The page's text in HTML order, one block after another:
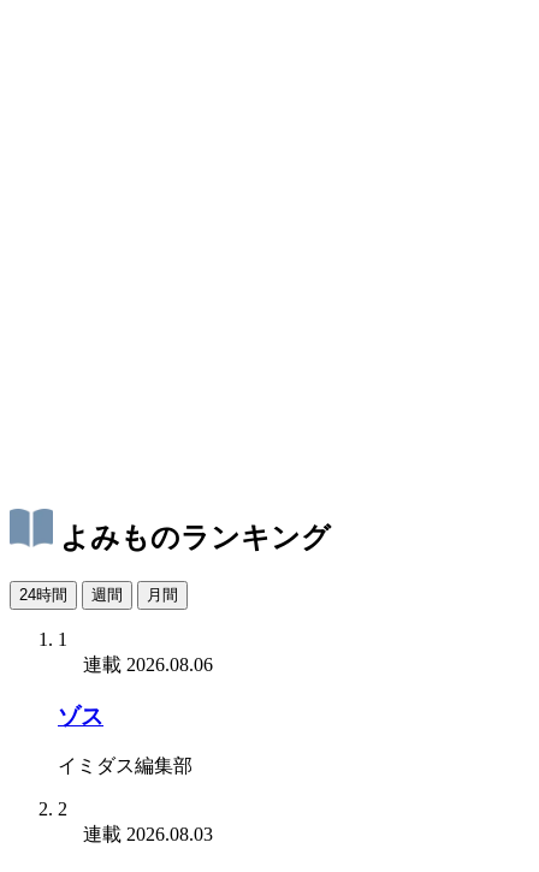
よみものランキング
24時間 週間 月間
1
連載 2026.08.06
ゾス
イミダス編集部
2
連載 2026.08.03